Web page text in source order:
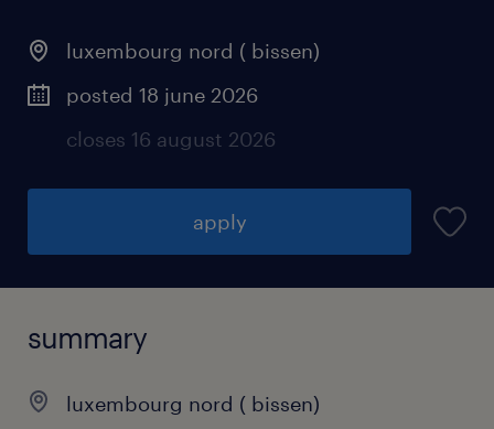
luxembourg nord ( bissen)
posted 18 june 2026
closes 16 august 2026
apply
summary
luxembourg nord ( bissen)